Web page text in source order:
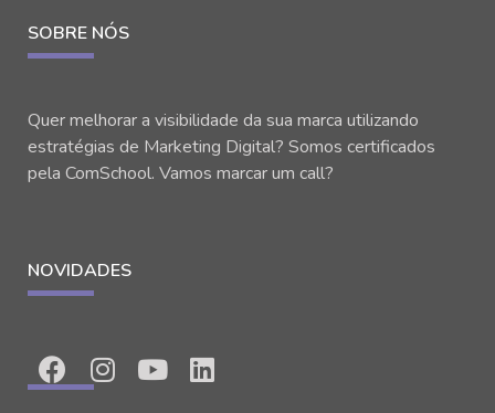
SOBRE NÓS
Quer melhorar a visibilidade da sua marca utilizando
estratégias de Marketing Digital? Somos certificados
pela ComSchool. Vamos marcar um call?
NOVIDADES